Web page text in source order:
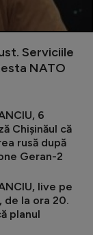
Serviciile
NATO
6
Chișinăul că
rusă după
Geran-2
live pe
de la ora 20.
planul